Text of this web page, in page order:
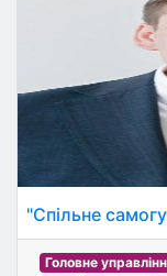
"Спільне
Головне